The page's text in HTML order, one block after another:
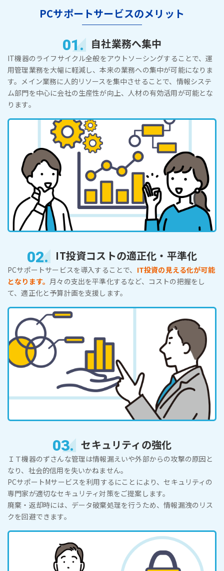
PCサポートサービスのメリット
01. 自社業務へ集中
IT機器のライフサイクル全般をアウトソーシングすることで、運
用管理業務を大幅に軽減し、本来の業務への集中が可能になりま
す。メイン業務に人的リソースを集中させることで、情報システ
ム部門を中心に会社の生産性が向上、人材の有効活用が可能とな
ります。
02. IT投資コストの適正化・平準化
PCサポートサービスを導入することで、 IT投資の見える化が可能
となります。 月々の支出を平準化するなど、コストの把握をし
て、適正化と予算計画を支援します。
03. セキュリティの強化
ＩＴ機器のずさんな管理は情報漏えいや外部からの攻撃の原因と
なり、社会的信用を失いかねません。
PCサポートMサービスを利用するにことにより、セキュリティの
専門家が適切なセキュリティ対策をご提案します。
廃棄・返却時には、データ破棄処理を行うため、情報漏洩のリス
クを回避できます。